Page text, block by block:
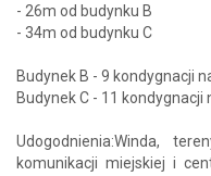
- 26m od budynku B
- 34m od budynku C
Budynek B - 9 kondygnacji
Budynek C - 11 kondygnacji
Udogodnienia:Winda,
komunikacji miejskiej i